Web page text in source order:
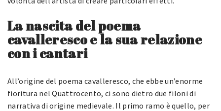
La nascita del poema
cavalleresco e la sua relazione
con i cantari
All’origine del poema cavalleresco, che ebbe un’enorme
fioritura nel Quattrocento, ci sono dietro due filoni di
narrativa di origine medievale. Il primo ramo è quello, per